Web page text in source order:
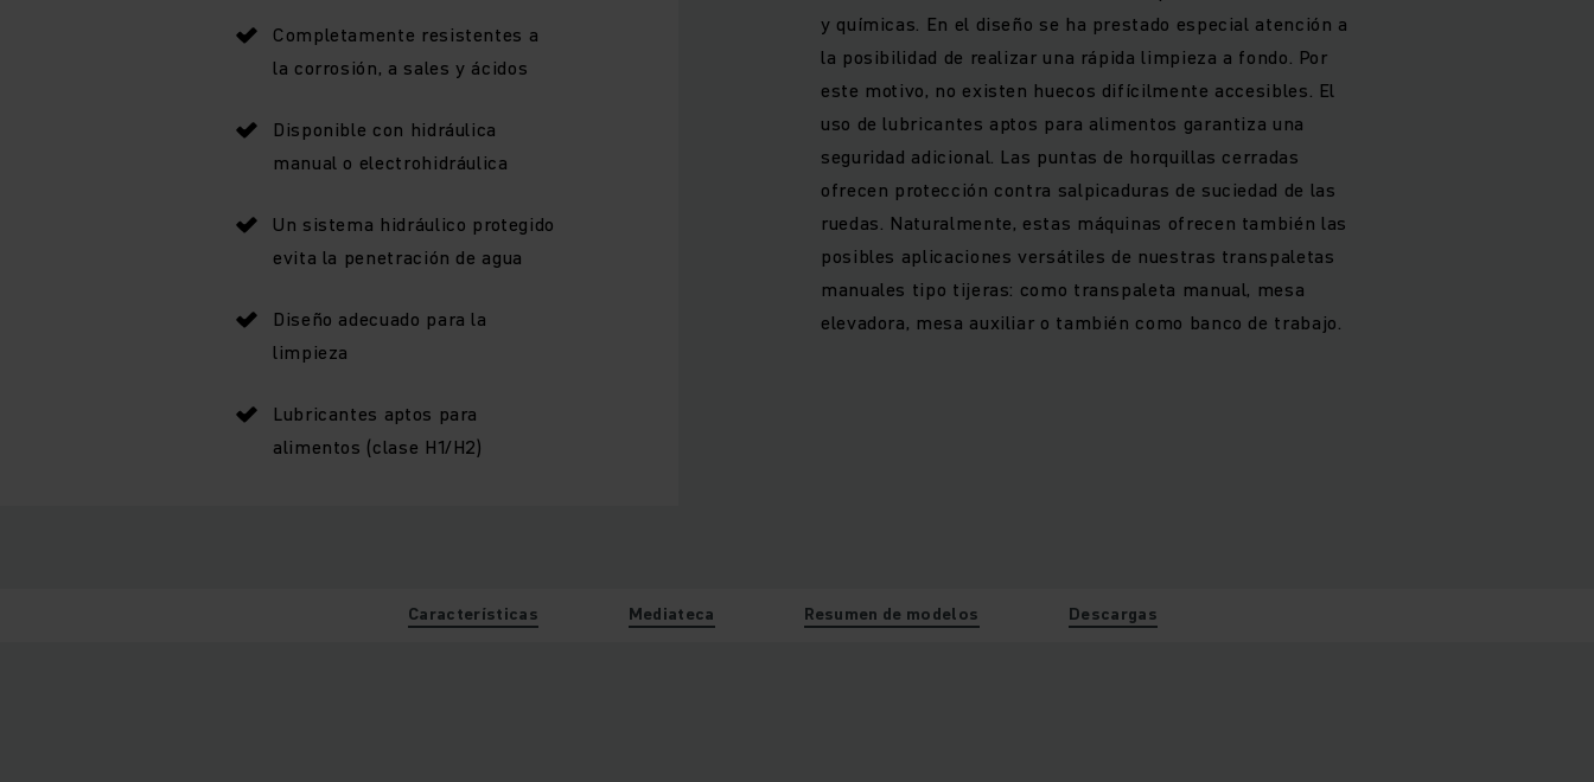
Completamente resistentes a
la corrosión, a sales y ácidos
Disponible con hidráulica
manual o electrohidráulica
Un sistema hidráulico protegido
evita la penetración de agua
Diseño adecuado para la
limpieza
Lubricantes aptos para
alimentos (clase H1/H2)
y químicas. En el diseño se ha prestado especial atención a
la posibilidad de realizar una rápida limpieza a fondo. Por
este motivo, no existen huecos difícilmente accesibles. El
uso de lubricantes aptos para alimentos garantiza una
seguridad adicional. Las puntas de horquillas cerradas
ofrecen protección contra salpicaduras de suciedad de las
ruedas. Naturalmente, estas máquinas ofrecen también las
posibles aplicaciones versátiles de nuestras transpaletas
manuales tipo tijeras: como transpaleta manual, mesa
elevadora, mesa auxiliar o también como banco de trabajo.
Características Mediateca Resumen de modelos Descargas